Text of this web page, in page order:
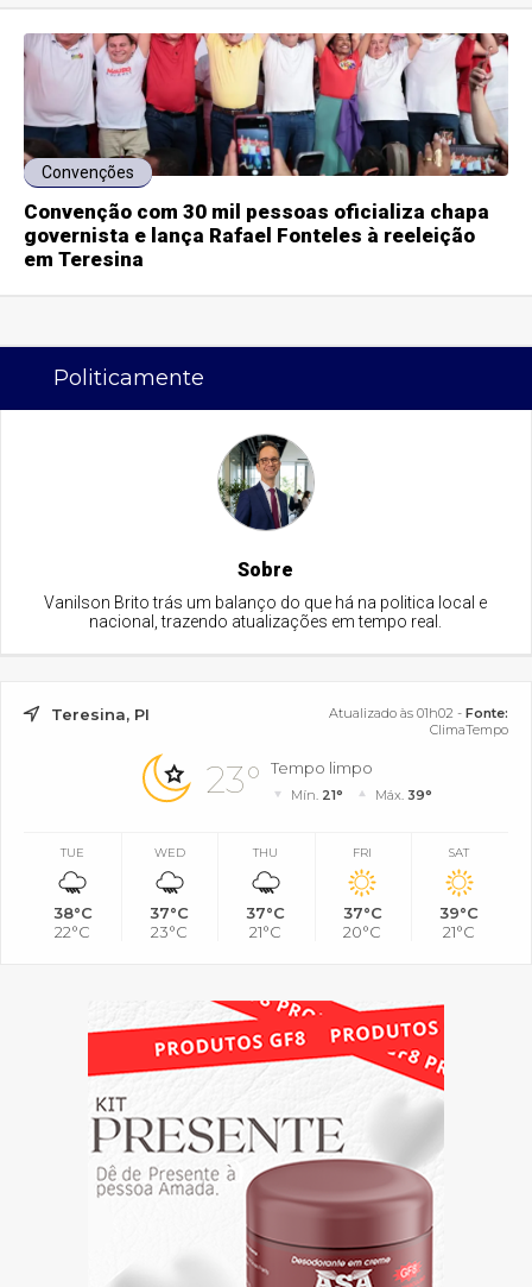
Convenções
Convenção com 30 mil pessoas oficializa chapa
governista e lança Rafael Fonteles à reeleição
em Teresina
Politicamente
Sobre
Vanilson Brito trás um balanço do que há na politica local e
nacional, trazendo atualizações em tempo real.
Teresina, PI Atualizado às 01h02 - Fonte:
ClimaTempo
23° Tempo limpo
Mín. 21° Máx. 39°
TUE
38°C
22°C
WED
37°C
23°C
THU
37°C
21°C
FRI
37°C
20°C
SAT
39°C
21°C